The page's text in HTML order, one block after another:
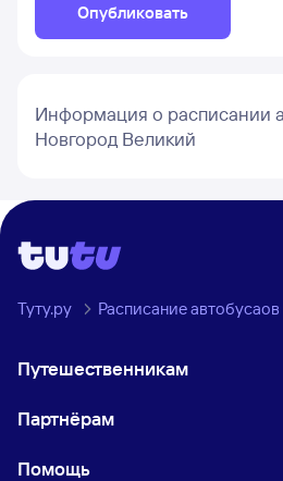
Опубликовать
Информация о расписании
Новгород Великий
Туту.ру Расписание автобусаов
Путешественникам
Партнёрам
Помощь